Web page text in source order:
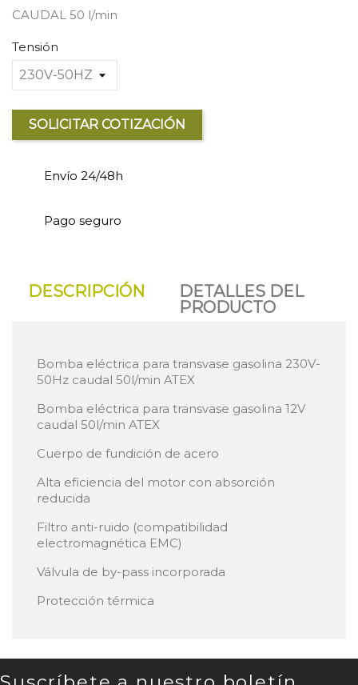
CAUDAL 50 l/min
Tensión
SOLICITAR COTIZACIÓN
Envío 24/48h
Pago seguro
DESCRIPCIÓN
DETALLES DEL
PRODUCTO
Bomba eléctrica para transvase gasolina 230V-
50Hz caudal 50l/min ATEX
Bomba eléctrica para transvase gasolina 12V
caudal 50l/min ATEX
Cuerpo de fundición de acero
Alta eficiencia del motor con absorción
reducida
Filtro anti-ruido (compatibilidad
electromagnética EMC)
Válvula de by-pass incorporada
Protección térmica